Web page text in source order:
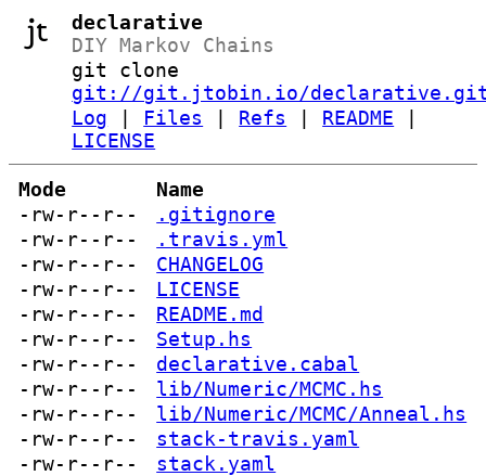
declarative
DIY Markov Chains
git clone
git://git.jtobin.io/
Log
Files Refs README
LICENSE
Mode Name
-rw-r--r--
.gitignore
-rw-r--r--
.travis.yml
-rw-r--r--
CHANGELOG
-rw-r--r--
LICENSE
-rw-r--r--
README.md
-rw-r--r--
Setup.hs
-rw-r--r--
declarative.cabal
-rw-r--r--
lib/Numeric/MCMC.hs
-rw-r--r--
lib/Numeric/MCMC/Anneal.hs
-rw-r--r--
stack-travis.yaml
-rw-r--r--
stack.yaml